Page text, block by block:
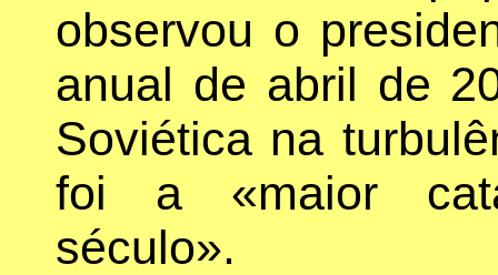
observou o
anual de abril de
Soviética na
foi a «maior
século».